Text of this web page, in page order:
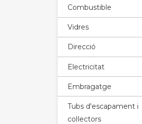
Combustible
Vidres
Direcció
Electricitat
Embragatge
Tubs d'escapament i
col·lectors